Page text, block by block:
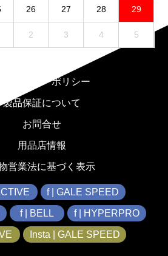
26 27 28 29
2 3 4 5
ライバシーポリシー
製品保証について
お問合せ
用品店情報
営業法に基づく表示
f | GALE SPEED
f | BELL f | HYPERPRO
Insta | GALE SPEED